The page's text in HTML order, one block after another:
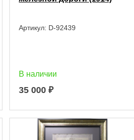
Артикул: D-92439
В наличии
35 000 ₽